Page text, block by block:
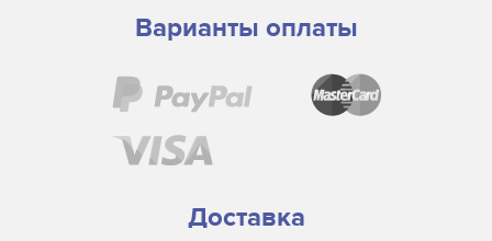
SkyJet
Spuhl Virtu
Teckwin
Варианты оплаты
Доставка